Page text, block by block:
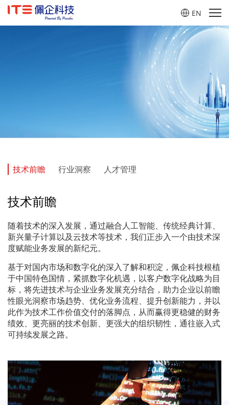
EN
洞察
技术前瞻 行业洞察 人才管理
技术前瞻
随着技术的深入发展，通过融合人工智能、传统经典计算、
新兴量子计算以及云技术等技术，我们正步入一个由技术深
度赋能业务发展的新纪元。
基于对国内市场和数字化的深入了解和积淀，佩企科技根植
于中国特色国情，紧抓数字化机遇，以客户数字化战略为目
标，将先进技术与企业业务发展充分结合，助力企业以前瞻
性眼光洞察市场趋势、优化业务流程、提升创新能力，并以
此作为技术工作价值交付的落脚点，从而赢得更稳健的财务
绩效、更亮丽的技术创新、更强大的组织韧性，通往嵌入式
可持续发展之路。